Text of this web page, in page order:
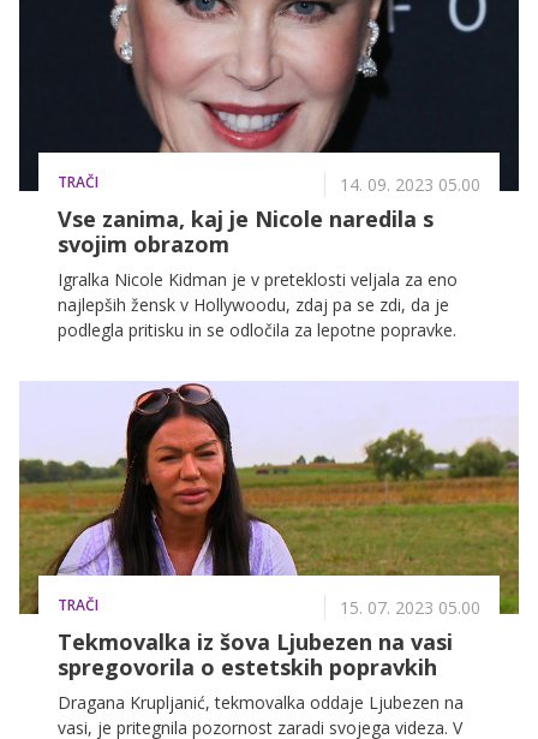
TRAČI 14. 09. 2023 05.00
Vse zanima, kaj je Nicole naredila s
svojim obrazom
Igralka Nicole Kidman je v preteklosti veljala za eno
najlepših žensk v Hollywoodu, zdaj pa se zdi, da je
podlegla pritisku in se odločila za lepotne popravke.
TRAČI 15. 07. 2023 05.00
Tekmovalka iz šova Ljubezen na vasi
spregovorila o estetskih popravkih
Dragana Krupljanić, tekmovalka oddaje Ljubezen na
vasi, je pritegnila pozornost zaradi svojega videza. V